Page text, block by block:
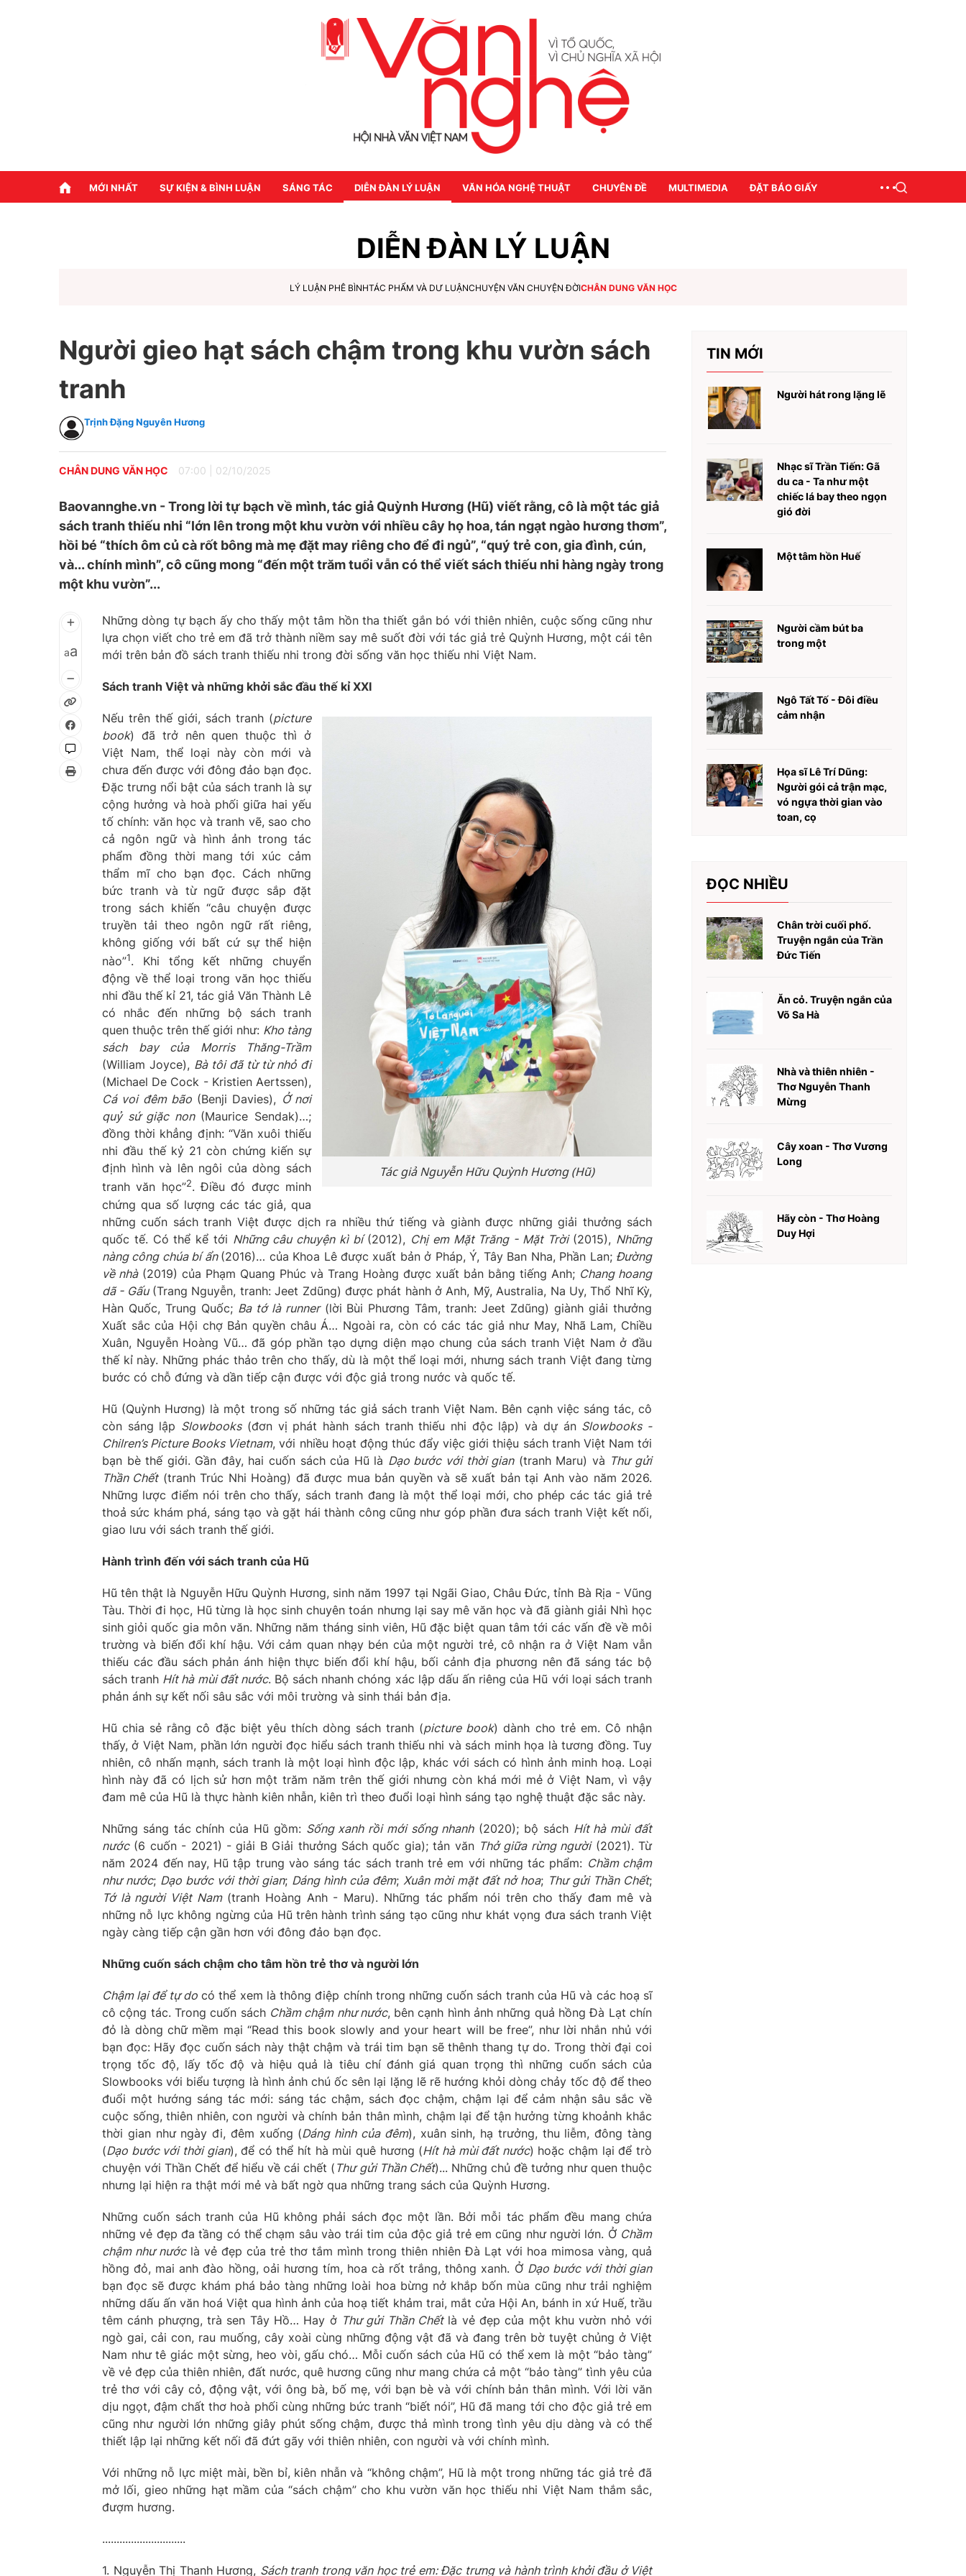
MỚI NHẤT SỰ KIỆN & BÌNH LUẬN SÁNG TÁC DIỄN ĐÀN LÝ LUẬN VĂN HÓA NGHỆ THUẬT CHUYÊN ĐỀ MULTIMEDIA ĐẶT BÁO GIẤY
DIỄN ĐÀN LÝ LUẬN
LÝ LUẬN PHÊ BÌNHTÁC PHẨM VÀ DƯ LUẬNCHUYỆN VĂN CHUYỆN ĐỜICHÂN DUNG VĂN HỌC
Người gieo hạt sách chậm trong khu vườn sách
tranh
Trịnh Đặng Nguyên Hương
CHÂN DUNG VĂN HỌC 07:00 02/10/2025
Baovannghe.vn - Trong lời tự bạch về mình, tác giả Quỳnh Hương (Hũ) viết rằng, cô là một tác giả
sách tranh thiếu nhi “lớn lên trong một khu vườn với nhiều cây họ hoa, tán ngạt ngào hương thơm”,
hồi bé “thích ôm củ cà rốt bông mà mẹ đặt may riêng cho để đi ngủ”, “quý trẻ con, gia đình, cún,
và... chính mình”, cô cũng mong “đến một trăm tuổi vẫn có thể viết sách thiếu nhi hàng ngày trong
một khu vườn”...
aa
Những dòng tự bạch ấy cho thấy một tâm hồn tha thiết gắn bó với thiên nhiên, cuộc sống cũng như
lựa chọn viết cho trẻ em đã trở thành niềm say mê suốt đời với tác giả trẻ Quỳnh Hương, một cái tên
mới trên bản đồ sách tranh thiếu nhi trong đời sống văn học thiếu nhi Việt Nam.
Sách tranh Việt và những khởi sắc đầu thế kỉ XXI
Tác giả Nguyễn Hữu Quỳnh Hương (Hũ)
Nếu trên thế giới, sách tranh (picture
book) đã trở nên quen thuộc thì ở
Việt Nam, thể loại này còn mới và
chưa đến được với đông đảo bạn đọc.
Đặc trưng nổi bật của sách tranh là sự
cộng hưởng và hoà phối giữa hai yếu
tố chính: văn học và tranh vẽ, sao cho
cả ngôn ngữ và hình ảnh trong tác
phẩm đồng thời mang tới xúc cảm
thẩm mĩ cho bạn đọc. Cách những
bức tranh và từ ngữ được sắp đặt
trong sách khiến “câu chuyện được
truyền tải theo ngôn ngữ rất riêng,
không giống với bất cứ sự thể hiện
nào”1. Khi tổng kết những chuyển
động về thể loại trong văn học thiếu
nhi đầu thế kỉ 21, tác giả Văn Thành Lê
có nhắc đến những bộ sách tranh
quen thuộc trên thế giới như: Kho tàng
sách bay của Morris Thăng-Trầm
(William Joyce), Bà tôi đã từ từ nhỏ đi
(Michael De Cock - Kristien Aertssen),
Cá voi đêm bão (Benji Davies), Ở nơi
quỷ sứ giặc non(Maurice Sendak)…;
đồng thời khẳng định: “Văn xuôi thiếu
nhi đầu thế kỷ 21 còn chứng kiến sự
định hình và lên ngôi của dòng sách
tranh văn học”2. Điều đó được minh
chứng qua số lượng các tác giả, qua
những cuốn sách tranh Việt được dịch ra nhiều thứ tiếng và giành được những giải thưởng sách
quốc tế. Có thể kể tới Những câu chuyện kì bí(2012), Chị em Mặt Trăng - Mặt Trời(2015), Những
nàng công chúa bí ẩn (2016)… của Khoa Lê được xuất bản ở Pháp, Ý, Tây Ban Nha, Phần Lan; Đường
về nhà(2019) của Phạm Quang Phúc và Trang Hoàng được xuất bản bằng tiếng Anh; Chang hoang
dã - Gấu(Trang Nguyễn, tranh: Jeet Zdũng) được phát hành ở Anh, Mỹ, Australia, Na Uy, Thổ Nhĩ Kỳ,
Hàn Quốc, Trung Quốc; Ba tớ là runner(lời Bùi Phương Tâm, tranh: Jeet Zdũng) giành giải thưởng
Xuất sắc của Hội chợ Bản quyền châu Á… Ngoài ra, còn có các tác giả như May, Nhã Lam, Chiều
Xuân, Nguyễn Hoàng Vũ… đã góp phần tạo dựng diện mạo chung của sách tranh Việt Nam ở đầu
thế kỉ này. Những phác thảo trên cho thấy, dù là một thể loại mới, nhưng sách tranh Việt đang từng
bước có chỗ đứng và dần tiếp cận được với độc giả trong nước và quốc tế.
Hũ (Quỳnh Hương) là một trong số những tác giả sách tranh Việt Nam. Bên cạnh việc sáng tác, cô
còn sáng lập Slowbooks(đơn vị phát hành sách tranh thiếu nhi độc lập) và dự án Slowbooks -
Chilren’s Picture Books Vietnam, với nhiều hoạt động thúc đẩy việc giới thiệu sách tranh Việt Nam tới
bạn bè thế giới. Gần đây, hai cuốn sách của Hũ là Dạo bước với thời gian(tranh Maru) và Thư gửi
Thần Chết(tranh Trúc Nhi Hoàng) đã được mua bản quyền và sẽ xuất bản tại Anh vào năm 2026.
Những lược điểm nói trên cho thấy, sách tranh đang là một thể loại mới, cho phép các tác giả trẻ
thoả sức khám phá, sáng tạo và gặt hái thành công cũng như góp phần đưa sách tranh Việt kết nối,
giao lưu với sách tranh thế giới.
Hành trình đến với sách tranh của Hũ
Hũ tên thật là Nguyễn Hữu Quỳnh Hương, sinh năm 1997 tại Ngãi Giao, Châu Đức, tỉnh Bà Rịa - Vũng
Tàu. Thời đi học, Hũ từng là học sinh chuyên toán nhưng lại say mê văn học và đã giành giải Nhì học
sinh giỏi quốc gia môn văn. Những năm tháng sinh viên, Hũ đặc biệt quan tâm tới các vấn đề về môi
trường và biến đổi khí hậu. Với cảm quan nhạy bén của một người trẻ, cô nhận ra ở Việt Nam vẫn
thiếu các đầu sách phản ánh hiện thực biến đổi khí hậu, bối cảnh địa phương nên đã sáng tác bộ
sách tranh Hít hà mùi đất nước. Bộ sách nhanh chóng xác lập dấu ấn riêng của Hũ với loại sách tranh
phản ánh sự kết nối sâu sắc với môi trường và sinh thái bản địa.
Hũ chia sẻ rằng cô đặc biệt yêu thích dòng sách tranh (picture book) dành cho trẻ em. Cô nhận
thấy, ở Việt Nam, phần lớn người đọc hiểu sách tranh thiếu nhi và sách minh họa là tương đồng. Tuy
nhiên, cô nhấn mạnh, sách tranh là một loại hình độc lập, khác với sách có hình ảnh minh hoạ. Loại
hình này đã có lịch sử hơn một trăm năm trên thế giới nhưng còn khá mới mẻ ở Việt Nam, vì vậy
đam mê của Hũ là thực hành kiên nhẫn, kiên trì theo đuổi loại hình sáng tạo nghệ thuật đặc sắc này.
Những sáng tác chính của Hũ gồm: Sống xanh rồi mới sống nhanh(2020); bộ sách Hít hà mùi đất
nước(6 cuốn - 2021) - giải B Giải thưởng Sách quốc gia); tản văn Thở giữa rừng người(2021). Từ
năm 2024 đến nay, Hũ tập trung vào sáng tác sách tranh trẻ em với những tác phẩm: Chầm chậm
như nước; Dạo bước với thời gian; Dáng hình của đêm; Xuân mời mặt đất nở hoa; Thư gửi Thần Chết;
Tớ là người Việt Nam(tranh Hoàng Anh - Maru). Những tác phẩm nói trên cho thấy đam mê và
những nỗ lực không ngừng của Hũ trên hành trình sáng tạo cũng như khát vọng đưa sách tranh Việt
ngày càng tiếp cận gần hơn với đông đảo bạn đọc.
Những cuốn sách chậm cho tâm hồn trẻ thơ và người lớn
Chậm lại để tự docó thể xem là thông điệp chính trong những cuốn sách tranh của Hũ và các hoạ sĩ
cô cộng tác. Trong cuốn sách Chầm chậm như nước, bên cạnh hình ảnh những quả hồng Đà Lạt chín
đỏ là dòng chữ mềm mại “Read this book slowly and your heart will be free”, như lời nhắn nhủ với
bạn đọc: Hãy đọc cuốn sách này thật chậm và trái tim bạn sẽ thênh thang tự do. Trong thời đại coi
trọng tốc độ, lấy tốc độ và hiệu quả là tiêu chí đánh giá quan trọng thì những cuốn sách của
Slowbooks với biểu tượng là hình ảnh chú ốc sên lại lặng lẽ rẽ hướng khỏi dòng chảy tốc độ để theo
đuổi một hướng sáng tác mới: sáng tác chậm, sách đọc chậm, chậm lại để cảm nhận sâu sắc về
cuộc sống, thiên nhiên, con người và chính bản thân mình, chậm lại để tận hưởng từng khoảnh khắc
thời gian như ngày đi, đêm xuống (Dáng hình của đêm), xuân sinh, hạ trưởng, thu liễm, đông tàng
(Dạo bước với thời gian), để có thể hít hà mùi quê hương (Hít hà mùi đất nước) hoặc chậm lại để trò
chuyện với Thần Chết để hiểu về cái chết ( Thư gửi Thần Chết)... Những chủ đề tưởng như quen thuộc
nhưng lại hiện ra thật mới mẻ và bất ngờ qua những trang sách của Quỳnh Hương.
Những cuốn sách tranh của Hũ không phải sách đọc một lần. Bởi mỗi tác phẩm đều mang chứa
những vẻ đẹp đa tầng có thể chạm sâu vào trái tim của độc giả trẻ em cũng như người lớn. Ở Chầm
chậm như nướclà vẻ đẹp của trẻ thơ tắm mình trong thiên nhiên Đà Lạt với hoa mimosa vàng, quả
hồng đỏ, mai anh đào hồng, oải hương tím, hoa cà rốt trắng, thông xanh. Ở Dạo bước với thời gian
bạn đọc sẽ được khám phá bảo tàng những loài hoa bừng nở khắp bốn mùa cũng như trải nghiệm
những dấu ấn văn hoá Việt qua hình ảnh của hoạ tiết khảm trai, mắt cửa Hội An, bánh in xứ Huế, trầu
têm cánh phượng, trà sen Tây Hồ… Hay ở Thư gửi Thần Chếtlà vẻ đẹp của một khu vườn nhỏ với
ngò gai, cải con, rau muống, cây xoài cùng những động vật đã và đang trên bờ tuyệt chủng ở Việt
Nam như tê giác một sừng, heo vòi, gấu chó… Mỗi cuốn sách của Hũ có thể xem là một “bảo tàng”
về vẻ đẹp của thiên nhiên, đất nước, quê hương cũng như mang chứa cả một “bảo tàng” tình yêu của
trẻ thơ với cây cỏ, động vật, với ông bà, bố mẹ, với bạn bè và với chính bản thân mình. Với lời văn
dịu ngọt, đậm chất thơ hoà phối cùng những bức tranh “biết nói”, Hũ đã mang tới cho độc giả trẻ em
cũng như người lớn những giây phút sống chậm, được thả mình trong tình yêu dịu dàng và có thể
thiết lập lại những kết nối đã đứt gãy với thiên nhiên, con người và với chính mình.
Với những nỗ lực miệt mài, bền bỉ, kiên nhẫn và “không chậm”, Hũ là một trong những tác giả trẻ đã
mở lối, gieo những hạt mầm của “sách chậm” cho khu vườn văn học thiếu nhi Việt Nam thắm sắc,
đượm hương.
.............................
1. Nguyễn Thị Thanh Hương, Sách tranh trong văn học trẻ em: Đặc trưng và hành trình khởi đầu ở Việt
TIN MỚI
Người hát rong lặng lẽ
Nhạc sĩ Trần Tiến: Gã
du ca - Ta như một
chiếc lá bay theo ngọn
gió đời
Một tâm hồn Huế
Người cầm bút ba
trong một
Ngô Tất Tố - Đôi điều
cảm nhận
Họa sĩ Lê Trí Dũng:
Người gói cả trận mạc,
vó ngựa thời gian vào
toan, cọ
ĐỌC NHIỀU
Chân trời cuối phố.
Truyện ngắn của Trần
Đức Tiến
Ăn cỏ. Truyện ngắn của
Võ Sa Hà
Nhà và thiên nhiên -
Thơ Nguyễn Thanh
Mừng
Cây xoan - Thơ Vương
Long
Hãy còn - Thơ Hoàng
Duy Hợi